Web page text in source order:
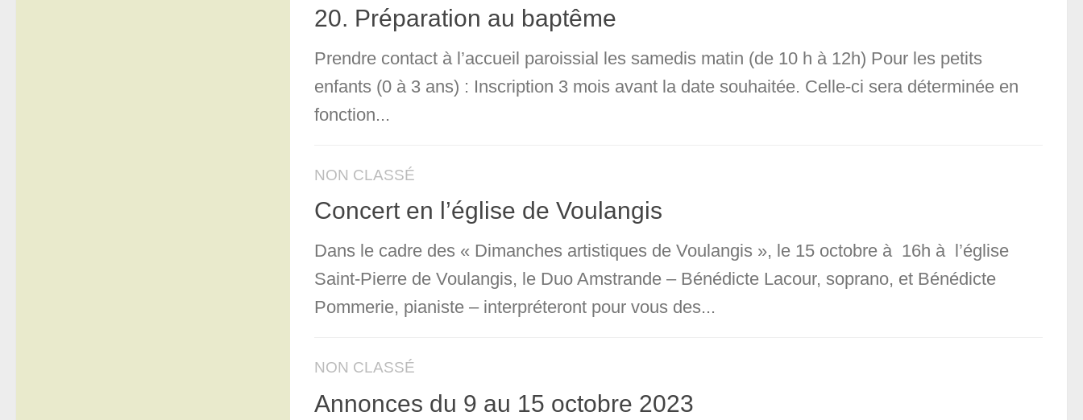
20. Préparation au baptême
Prendre contact à l’accueil paroissial les samedis matin (de 10 h à 12h) Pour les petits
enfants (0 à 3 ans) : Inscription 3 mois avant la date souhaitée. Celle-ci sera déterminée en
fonction...
NON CLASSÉ
Concert en l’église de Voulangis
Dans le cadre des « Dimanches artistiques de Voulangis », le 15 octobre à 16h à l’église
Saint-Pierre de Voulangis, le Duo Amstrande – Bénédicte Lacour, soprano, et Bénédicte
Pommerie, pianiste – interpréteront pour vous des...
NON CLASSÉ
Annonces du 9 au 15 octobre 2023